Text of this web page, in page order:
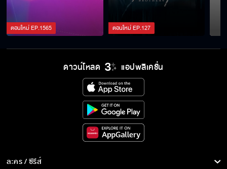
ตอนใหม่EP.1565 ตอนใหม่EP.127
ดาวน์โหลด แอปพลิเคชั่น
ละคร / ซีรีส์